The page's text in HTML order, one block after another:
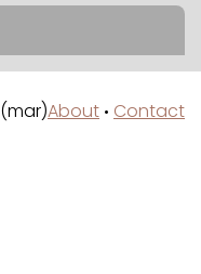
(mar)About • Contact